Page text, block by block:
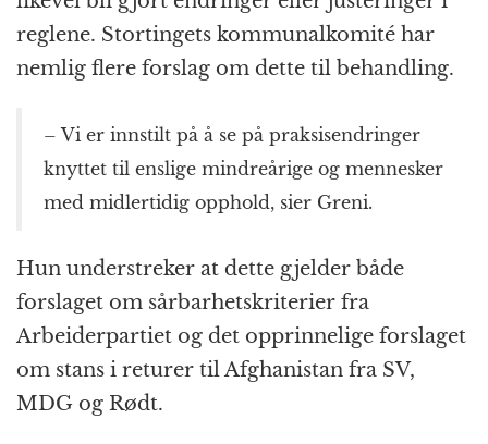
reglene. Stortingets kommunalkomité har
nemlig flere forslag om dette til behandling.
– Vi er innstilt på å se på praksisendringer
knyttet til enslige mindreårige og mennesker
med midlertidig opphold, sier Greni.
Hun understreker at dette gjelder både
forslaget om sårbarhetskriterier fra
Arbeiderpartiet og det opprinnelige forslaget
om stans i returer til Afghanistan fra SV,
MDG og Rødt.